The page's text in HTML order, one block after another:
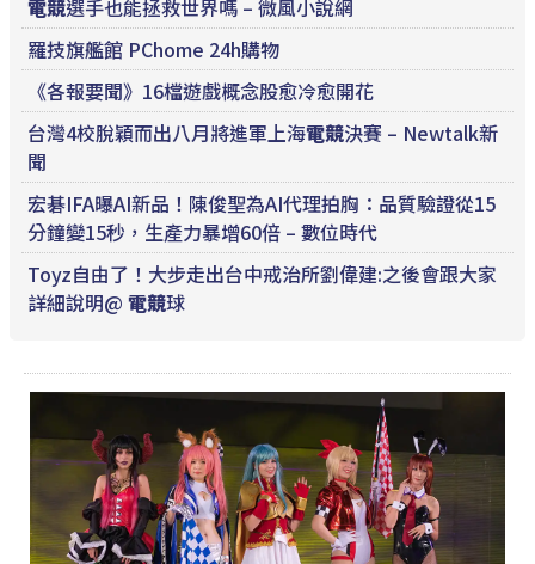
電競選手也能拯救世界嗎 – 微風小說網
羅技旗艦館 PChome 24h購物
《各報要聞》16檔遊戲概念股愈冷愈開花
台灣4校脫穎而出八月將進軍上海電競決賽 – Newtalk新
聞
宏碁IFA曝AI新品！陳俊聖為AI代理拍胸：品質驗證從15
分鐘變15秒，生產力暴增60倍 – 數位時代
Toyz自由了！大步走出台中戒治所劉偉建:之後會跟大家
詳細說明@ 電競球